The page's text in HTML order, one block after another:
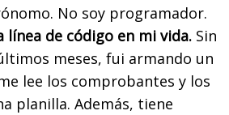
No soy programador.
línea de código en mi vida. Sin
meses, fui armando un
lee los comprobantes y los
planilla. Además, tiene